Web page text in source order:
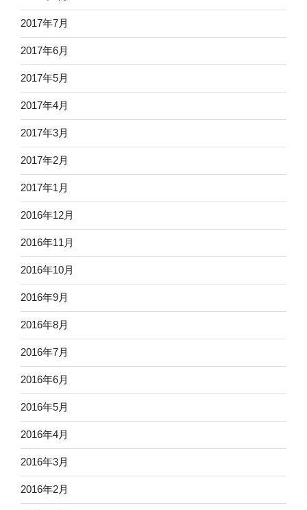
2017年7月
2017年6月
2017年5月
2017年4月
2017年3月
2017年2月
2017年1月
2016年12月
2016年11月
2016年10月
2016年9月
2016年8月
2016年7月
2016年6月
2016年5月
2016年4月
2016年3月
2016年2月